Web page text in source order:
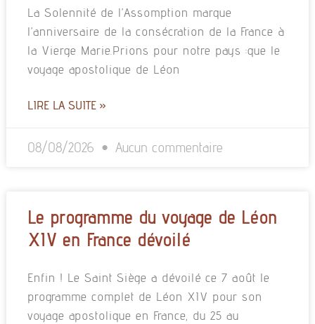
La Solennité de l’Assomption marque
l’anniversaire de la consécration de la France à
la Vierge Marie.Prions pour notre pays :que le
voyage apostolique de Léon
LIRE LA SUITE »
08/08/2026 Aucun commentaire
Le programme du voyage de Léon
XIV en France dévoilé
Enfin ! Le Saint Siège a dévoilé ce 7 août le
programme complet de Léon XIV pour son
voyage apostolique en France, du 25 au